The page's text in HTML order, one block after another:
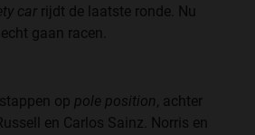
car rijdt de laatste ronde. Nu
gaan racen.
op pole position, achter
en Carlos Sainz. Norris en